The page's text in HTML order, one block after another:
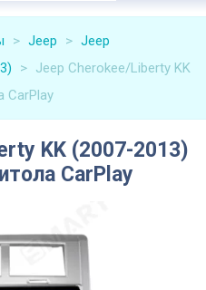
> Jeep > Jeep
> Jeep Cherokee/Liberty KK
CarPlay
KK (2007-2013)
CarPlay